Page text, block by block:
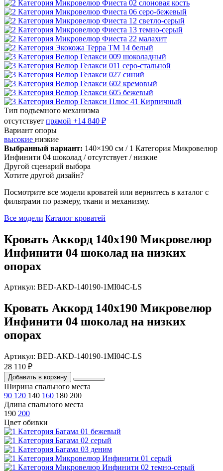
Тип подъемного механизма
отсутствует прямой +14 840 ₽
Вариант опоры
высокие низкие
Выбранный вариант: 140×190 см / 1 Категория Микровелюр
Инфинити 04 шоколад / отсутствует / низкие
Другой сценарий выбора
Хотите другой дизайн?
Посмотрите все модели кроватей или вернитесь в каталог с
фильтрами по размеру, ткани и механизму.
Все модели Каталог кроватей
Кровать Аккорд 140х190 Микровелюр
Инфинити 04 шоколад на низких
опорах
Артикул: BED-AKD-140190-1MI04C-LS
Кровать Аккорд 140х190 Микровелюр
Инфинити 04 шоколад на низких
опорах
Артикул: BED-AKD-140190-1MI04C-LS
28 110 ₽
Добавить в корзину
Ширина спального места
90 120 140 160 180 200
Длина спального места
190 200
Цвет обивки